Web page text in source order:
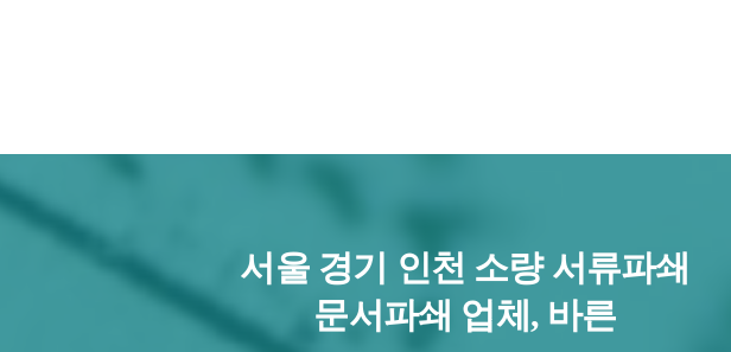
서울 경기 인천 소량 서류파쇄
문서파쇄 업체, 바른